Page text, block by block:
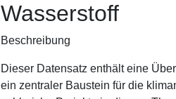
Wasserstoff
Beschreibung
Dieser Datensatz enthält eine
ein zentraler Baustein für die